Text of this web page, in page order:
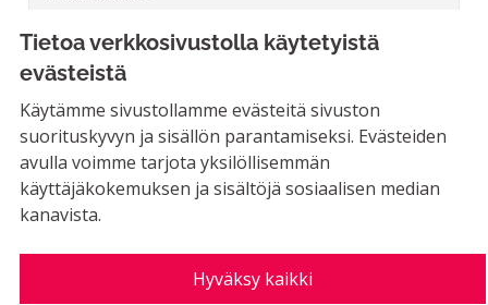
Tietoa verkkosivustolla käytetyistä
evästeistä
Käytämme sivustollamme evästeitä sivuston
suorituskyvyn ja sisällön parantamiseksi. Evästeiden
avulla voimme tarjota yksilöllisemmän
käyttäjäkokemuksen ja sisältöjä sosiaalisen median
kanavista.
Hyväksy kaikki
laajentaminen
Jenni Pulliainen
EI MAHDOLLINEN
Messupuistossa on aidattu leikkipuisto jota